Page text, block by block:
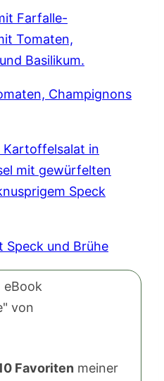
Champignons
und Brühe
Favoriten meiner